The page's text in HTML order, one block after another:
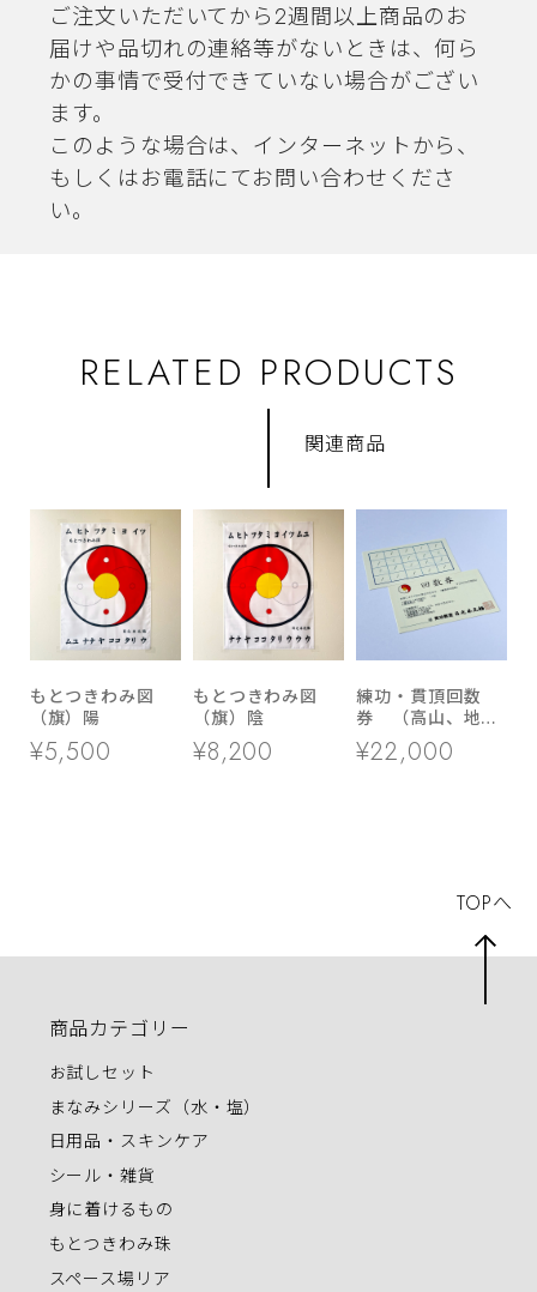
ご注文いただいてから2週間以上商品のお
届けや品切れの連絡等がないときは、何ら
かの事情で受付できていない場合がござい
ます。
このような場合は、インターネットから、
もしくはお電話にてお問い合わせくださ
い。
RELATED PRODUCTS
関連商品
もとつきわみ図
（旗）陽
¥5,500
もとつきわみ図
（旗）陰
¥8,200
練功・貫頂回数
券 （高山、地方
会場 受け取り）
¥22,000
商品カテゴリー
お試しセット
まなみシリーズ（水・塩）
日用品・スキンケア
シール・雑貨
身に着けるもの
もとつきわみ珠
スペース場リア
TOPへ